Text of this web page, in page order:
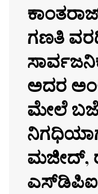
ಗಣತಿ
ಅದರ
ಮೇಲೆ
ಮಜೀದ್,
ಎಸ್‌ಡಿಪಿಐ